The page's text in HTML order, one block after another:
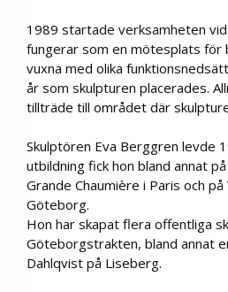
1989 startade verksamheten
fungerar som en mötesplats för
vuxna med olika
år som skulpturen placerades.
tillträde till området där
Skulptören Eva Berggren levde
utbildning fick hon bland annat
Grande Chaumière i Paris och
Göteborg.
Hon har skapat flera offentliga
Göteborgstrakten, bland annat
Dahlqvist på Liseberg.